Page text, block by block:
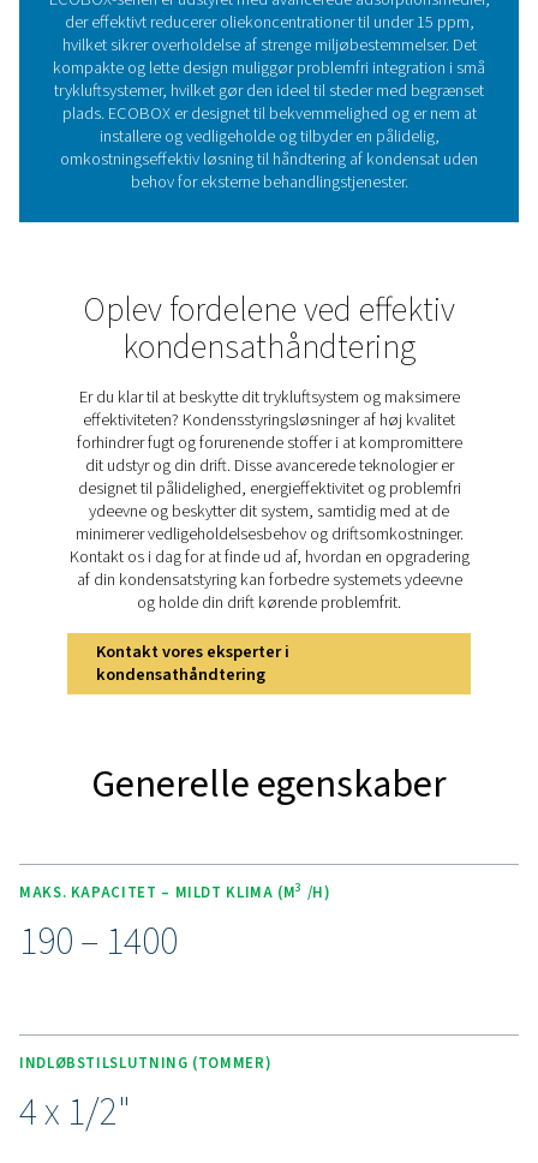
Den kritiske betydning af
vand-separation i
Olie-vand-separatorer fjerner olie fra
trykluftsystemer, hvilket forhindrer miljøskader og
overholdelse af lovgivningen. Uden dem kan
kondensat skade økosystemer og føre til dyre bøder.
2-4 serien er en kompakt, effektiv løsning, der
oliekoncentrationer til under 15 ppm, samtidig med at
for ekstern behandling elimineres. Med avanceret
pladsbesparende design sikrer den bæredygtig
omkostningseffektiv kondensathåndtering.
Oplev de vigtigste
ECOBOX-serien er udstyret med avancerede
hvilket sikrer overholdelse af strenge
kompakte og lette design muliggør problemfri
trykluftsystemer, hvilket gør den ideel til steder med
plads. ECOBOX er designet til bekvemmelighed og
behov for eksterne behandlingstjenester.